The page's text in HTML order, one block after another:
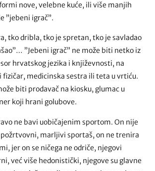
nove, velebne kuće, ili više manjih
”jebeni igrač”.
tko dribla, tko je spretan, tko je savladao
”Jebeni igrač” ne može biti netko iz
hrvatskog jezika i književnosti, na
medicinska sestra ili teta u vrtiću.
biti prodavač na kiosku, glumac u
koji hrani golubove.
ne bavi uobičajenim sportom. On nije
marljivi sportaš, on ne trenira
jer on se ničega ne odriče, njegovi
već više hedonistički, njegove su glavne